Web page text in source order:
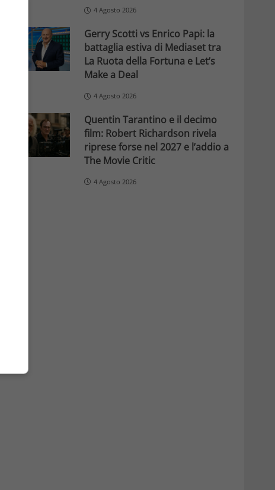
4 Agosto 2026
Gerry Scotti vs Enrico Papi: la
battaglia estiva di Mediaset tra
La Ruota della Fortuna e Let’s
Make a Deal
4 Agosto 2026
Quentin Tarantino e il decimo
film: Robert Richardson rivela
riprese forse nel 2027 e l’addio a
The Movie Critic
4 Agosto 2026